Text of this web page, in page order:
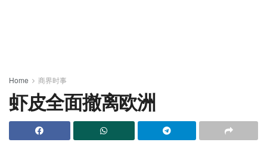
Home 商界时事
虾皮全面撤离欧洲